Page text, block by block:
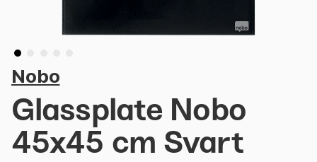
Nobo
Glassplate Nobo
45x45 cm Svart